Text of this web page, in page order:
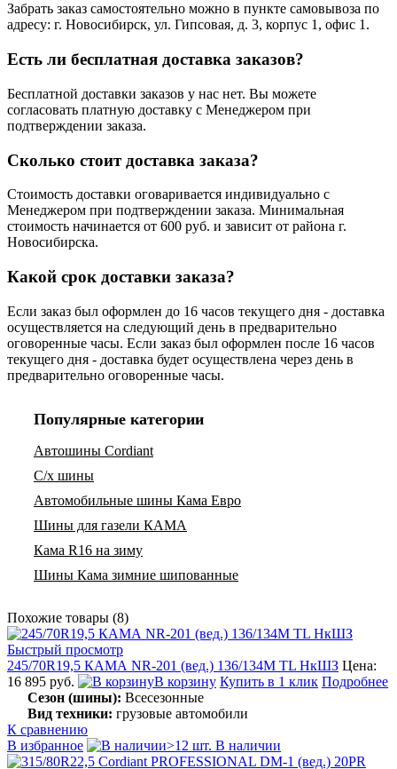
Забрать заказ самостоятельно можно в пункте самовывоза по
адресу: г. Новосибирск, ул. Гипсовая, д. 3, корпус 1, офис 1.
Есть ли бесплатная доставка заказов?
Бесплатной доставки заказов у нас нет. Вы можете
согласовать платную доставку с Менеджером при
подтверждении заказа.
Сколько стоит доставка заказа?
Стоимость доставки оговаривается индивидуально с
Менеджером при подтверждении заказа. Минимальная
стоимость начинается от 600 руб. и зависит от района г.
Новосибирска.
Какой срок доставки заказа?
Если заказ был оформлен до 16 часов текущего дня - доставка
осуществляется на следующий день в предварительно
оговоренные часы. Если заказ был оформлен после 16 часов
текущего дня - доставка будет осуществлена через день в
предварительно оговоренные часы.
Популярные категории
Автошины Cordiant
С/х шины
Автомобильные шины Кама Евро
Шины для газели КАМА
Кама R16 на зиму
Шины Кама зимние шипованные
Похожие товары (8)
Быстрый просмотр
245/70R19,5 КАМА NR-201 (вед.) 136/134M TL НкШЗ Цена:
16 895 руб.
В корзину Купить в 1 клик Подробнее
Сезон (шины): Всесезонные
Вид техники: грузовые автомобили
К сравнению
В избранное
>12 шт. В наличии